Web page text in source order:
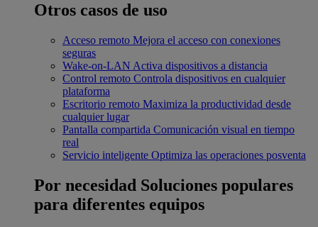
Otros casos de uso
Acceso remoto Mejora el acceso con conexiones
seguras
Wake-on-LAN Activa dispositivos a distancia
Control remoto Controla dispositivos en cualquier
plataforma
Escritorio remoto Maximiza la productividad desde
cualquier lugar
Pantalla compartida Comunicación visual en tiempo
real
Servicio inteligente Optimiza las operaciones posventa
Por necesidad Soluciones populares
para diferentes equipos